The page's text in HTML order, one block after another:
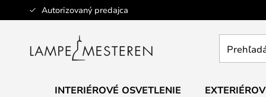
Autorizovaný predajca
Skip
to
obchod
INTERIÉROVÉ OSVETLENIE